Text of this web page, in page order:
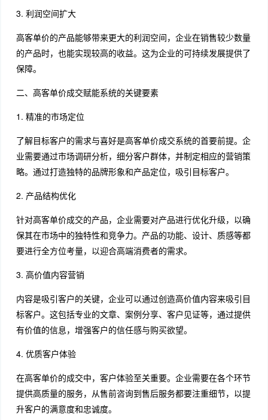
3. 利润空间扩大
高客单价的产品能够带来更大的利润空间，企业在销售较少数量
的产品时，也能实现较高的收益。这为企业的可持续发展提供了
保障。
二、高客单价成交赋能系统的关键要素
1. 精准的市场定位
了解目标客户的需求与喜好是高客单价成交系统的首要前提。企
业需要通过市场调研分析，细分客户群体，并制定相应的营销策
略。通过打造独特的品牌形象和产品定位，吸引目标客户。
2. 产品结构优化
针对高客单价成交的产品，企业需要对产品进行优化升级，以确
保其在市场中的独特性和竞争力。产品的功能、设计、质感等都
要进行全方位考量，以迎合高端消费者的需求。
3. 高价值内容营销
内容是吸引客户的关键，企业可以通过创造高价值内容来吸引目
标客户。这包括专业的文章、案例分享、客户见证等，通过提供
有价值的信息，增强客户的信任感与购买欲望。
4. 优质客户体验
在高客单价的成交中，客户体验至关重要。企业需要在各个环节
提供高质量的服务，从售前咨询到售后服务都要注重细节，以提
升客户的满意度和忠诚度。